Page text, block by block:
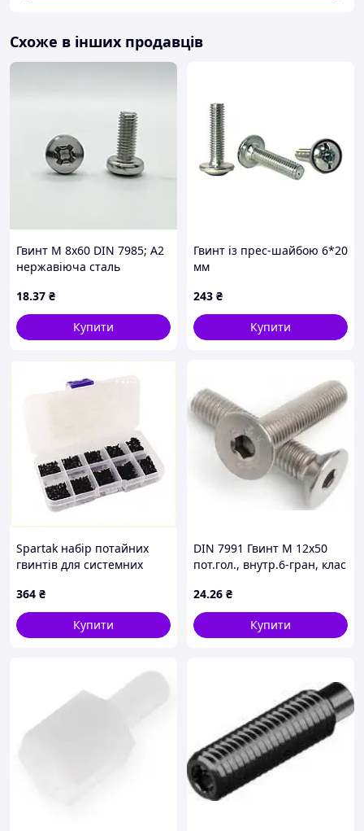
Схоже в інших продавців
Гвинт М 8х60 DIN 7985; А2
нержавіюча сталь
18.37 ₴
Купити
Гвинт із прес-шайбою 6*20
мм
243 ₴
Купити
Spartak набір потайних
гвинтів для системних
364 ₴
Купити
DIN 7991 Гвинт М 12х50
пот.гол., внутр.6-гран, клас
оцинкований
24.26 ₴
Купити